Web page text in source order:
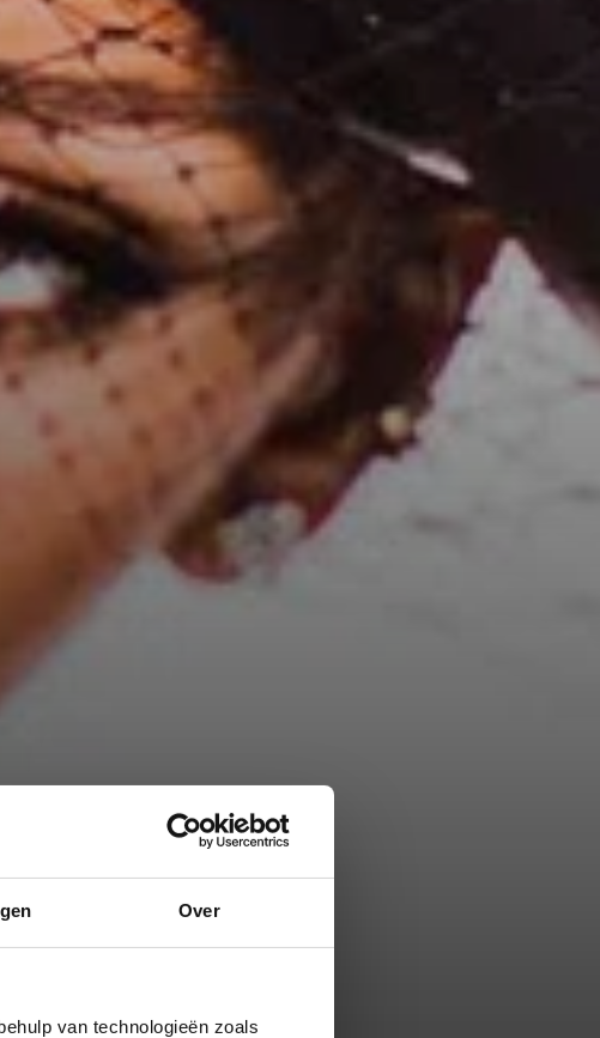
Over
van technologieën zoals